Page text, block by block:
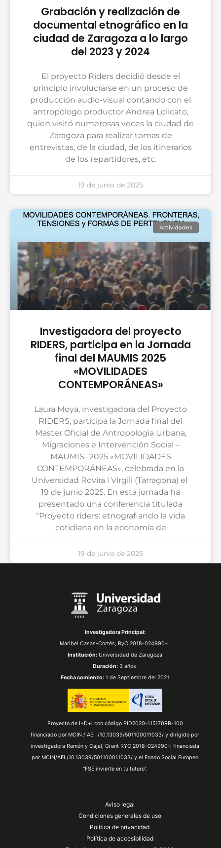
Grabación y realización de
documental etnográfico en la
ciudad de Zaragoza a lo largo
del 2023 y 2024
El proyecto Riders decidió desde el
principio involucrarse en un proceso de
producción audio-visual contando con el
antropólogo productor Andrea Lolicato,
quien visitó numerosas veces la ciudad de
Zaragoza para realizar tomas de
entrevistas, de la ciudad, de los itinerarios
de los repartidores, etc.
19 de junio de 2025
Actividades
Investigadora del proyecto
RIDERS, participa en la Jornada
final del MAUMIS 2025
«MOVILIDADES
CONTEMPORÁNEAS»
Laura Moya, investigadora del Proyecto
RIDERS, participa la Jornada final del
Master Oficial de Antropología Urbana,
Migraciones e Intervención Social –
MAUMIS- 2025 «MOVILIDADES
CONTEMPORÁNEAS», celebrada en la
Universidad Rovira i Virgili (Tarragona) el
19 de junio 2025. En esta jornada ha
presentado una conferencia titulada
“Proyecto riders: etnografiando la vida
cotidiana en la economía de
19 de junio de 2025
Investigadora Principal:
Maribel Casas-Cortés, RyC 2018-024990-I
Institución: Universidad de Zaragoza
Duración:3 años
Fecha comienzo: 1 de Septiembre del 2021
Proyecto de I+D+i con código PID2020-115170RB-100
financiado por MCIN / AEI /10.13039/501100011033/ y dirigido por
investigadora Ramón y Cajal, Grant RYC 2018-024990-I financiada
por MCIN/AEI /10.13039/501100011033/ y el Fondo Social Europeo
"FSE invierte en tu futuro”.
Aviso legal
Condiciones generales de uso
Política de privacidad
Política de accesibilidad